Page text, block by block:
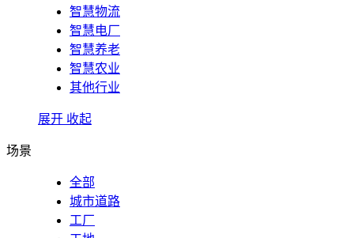
智慧物流
智慧电厂
智慧养老
智慧农业
其他行业
展开 收起
场景
全部
城市道路
工厂